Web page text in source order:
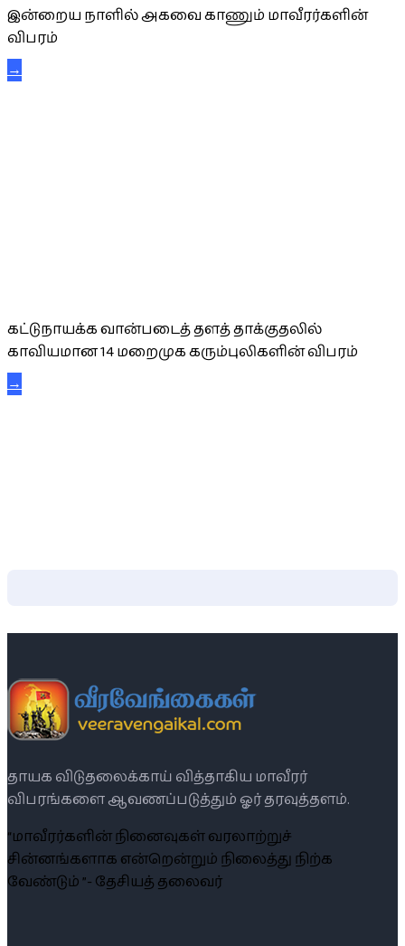
இன்றைய நாளில் அகவை காணும் மாவீரர்களின்
விபரம்
→
கட்டுநாயக்க வான்படைத் தளத் தாக்குதலில்
காவியமான 14 மறைமுக கரும்புலிகளின் விபரம்
→
தாயக விடுதலைக்காய் வித்தாகிய மாவீரர்
விபரங்களை ஆவணப்படுத்தும் ஓர் தரவுத்தளம்.
“மாவீரர்களின் நினைவுகள் வரலாற்றுச்
சின்னங்களாக என்றென்றும் நிலைத்து நிற்க
வேண்டும் ”- தேசியத் தலைவர்